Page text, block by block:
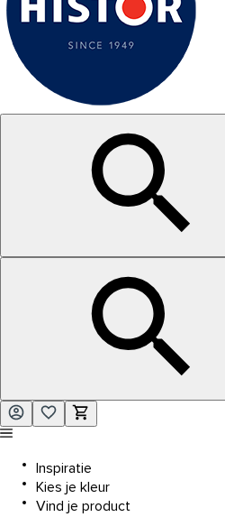
Inspiratie
Kies je kleur
Vind je product